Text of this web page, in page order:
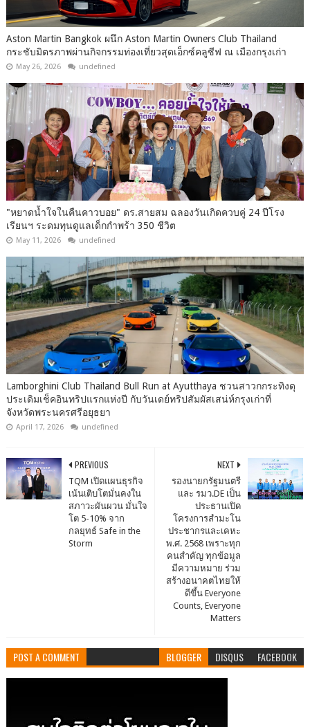
Aston Martin Bangkok ผนึก Aston Martin Owners Club Thailand
กระชับมิตรภาพผ่านกิจกรรมท่องเที่ยวสุดเอ็กซ์คลูซีฟ ณ เมืองกรุงเก่า
May 26, 2026 undefined
"หยาดน้ำใจในคืนคาวบอย" ดร.สายสม ฉลองวันเกิดควบคู่ 24 ปีโรง
เรียนฯ ระดมทุนดูแลเด็กกำพร้า 350 ชีวิต
May 11, 2026 undefined
Lamborghini Club Thailand Bull Run at Ayutthaya ชวนสาวกกระทิงดุ
ประเดิมเช็คอินทริปแรกแห่งปี กับวันเดย์ทริปสัมผัสเสน่ห์กรุงเก่าที่
จังหวัดพระนครศรีอยุธยา
April 17, 2026 undefined
NEXT
รองนายกรัฐมนตรี
และ รมว.DE เป็น
ประธานเปิด
โครงการสำมะโน
ประชากรและเคหะ
พ.ศ. 2568 เพราะทุก
คนสำคัญ ทุกข้อมูล
มีความหมาย ร่วม
สร้างอนาคตไทยให้
ดีขึ้น Everyone
Counts, Everyone
Matters
PREVIOUS
TQM เปิดแผนธุรกิจ
เน้นเติบโตมั่นคงใน
สภาวะผันผวน มั่นใจ
โต 5-10% จาก
กลยุทธ์ Safe in the
Storm
POST A COMMENT BLOGGER DISQUS FACEBOOK